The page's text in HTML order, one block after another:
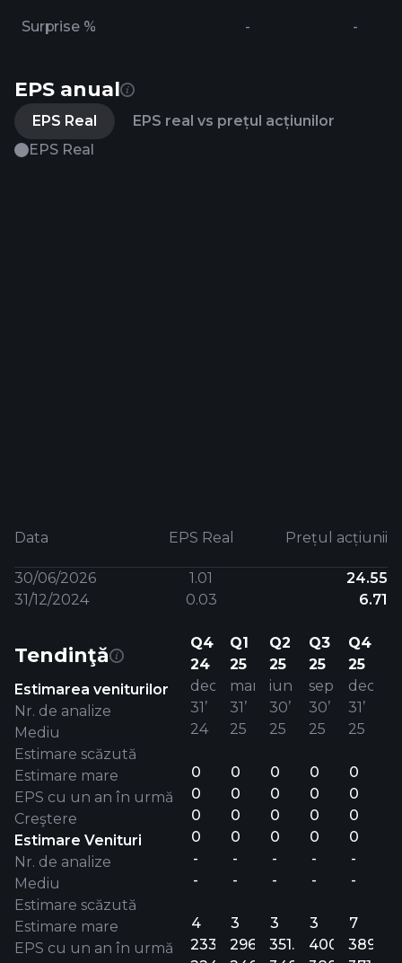
Surprise % - -
EPS anual
EPS Real
EPS real vs prețul acțiunilor
EPS Real
Data EPS Real Prețul acțiunii
30/06/2026 1.01
24.55
31/12/2024
0.03 6.71
Tendinţă
Estimarea veniturilor
Nr. de analize
Mediu
Estimare scăzută
Estimare mare
EPS cu un an în urmă
Creştere
Estimare Venituri
Nr. de analize
Mediu
Estimare scăzută
Estimare mare
EPS cu un an în urmă
Q4
24
dec
31’
24
0
0
0
0
-
-
4
233.4M
Q1
25
mar
31’
25
0
0
0
0
-
-
3
296.1M
Q2
25
iun
30’
25
0
0
0
0
-
-
3
351.7M
Q3
25
sep
30’
25
0
0
0
0
-
-
3
400.1M
Q4
25
dec
31’
25
0
0
0
0
-
-
7
389.3M